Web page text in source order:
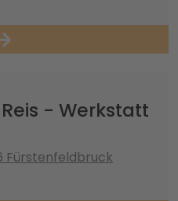
- Werkstatt
Fürstenfeldbruck